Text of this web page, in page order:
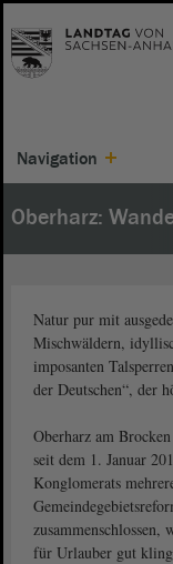
Navigation
Oberharz:
Natur pur mit
Mischwäldern,
imposanten
der Deutschen“, der
Oberharz am
seit dem 1. Januar
Konglomerats
für Urlauber gut